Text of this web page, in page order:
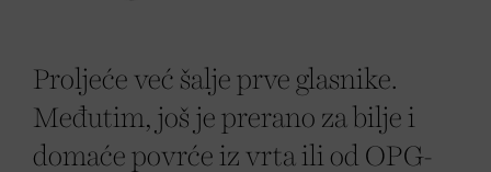
Proljeće već šalje prve glasnike.
Međutim, još je prerano za bilje i
domaće povrće iz vrta ili od OPG-